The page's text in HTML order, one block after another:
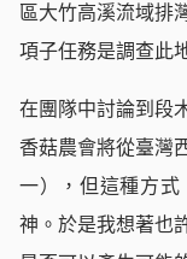
區大竹高溪流域排
項子任務是調查此
在團隊中討論到段
香菇農會將從臺灣
一），但這種方
神。於是我想著也